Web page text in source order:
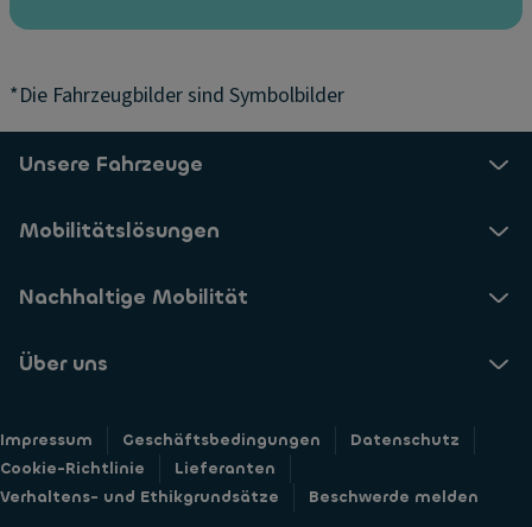
*Die Fahrzeugbilder sind Symbolbilder
Unsere Fahrzeuge
Mobilitätslösungen
Nachhaltige Mobilität
Über uns
Impressum Geschäftsbedingungen
Datenschutz
Cookie-Richtlinie
Lieferanten
Verhaltens- und Ethikgrundsätze
Beschwerde melden